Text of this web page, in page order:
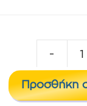
-
15/60
ml
Προσθήκη